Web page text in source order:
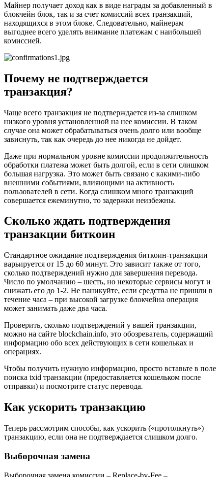
Майнер получает доход как в виде награды за добавленный в
блокчейн блок, так и за счет комиссий всех транзакций,
находящихся в этом блоке. Следовательно, майнерам
выгоднее всего уделять внимание платежам с наибольшей
комиссией.
Почему не подтверждается
транзакция?
Чаще всего транзакция не подтверждается из-за слишком
низкого уровня установленной на нее комиссии. В таком
случае она может обрабатываться очень долго или вообще
зависнуть, так как очередь до нее никогда не дойдет.
Даже при нормальном уровне комиссии продолжительность
обработки платежа может быть долгой, если в сети слишком
большая нагрузка. Это может быть связано с какими-либо
внешними событиями, влияющими на активность
пользователей в сети. Когда слишком много транзакций
совершается ежеминутно, то задержки неизбежны.
Сколько ждать подтверждения
транзакции биткоин
Стандартное ожидание подтверждения биткоин-транзакции
варьируется от 15 до 60 минут. Это зависит также от того,
сколько подтверждений нужно для завершения перевода.
Число по умолчанию – шесть, но некоторые сервисы могут и
снижать его до 1-2. Не паникуйте, если средства не пришли в
течение часа – при высокой загрузке блокчейна операция
может занимать даже два часа.
Проверить, сколько подтверждений у вашей транзакции,
можно на сайте blockchain.info, это обозреватель, содержащий
информацию обо всех действующих в сети кошельках и
операциях.
Чтобы получить нужную информацию, просто вставьте в поле
поиска txid транзакции (предоставляется кошельком после
отправки) и посмотрите статус перевода.
Как ускорить транзакцию
Теперь рассмотрим способы, как ускорить («протолкнуть»)
транзакцию, если она не подтверждается слишком долго.
Выборочная замена
Выборочная замена комиссии – Replace-by-Fee –